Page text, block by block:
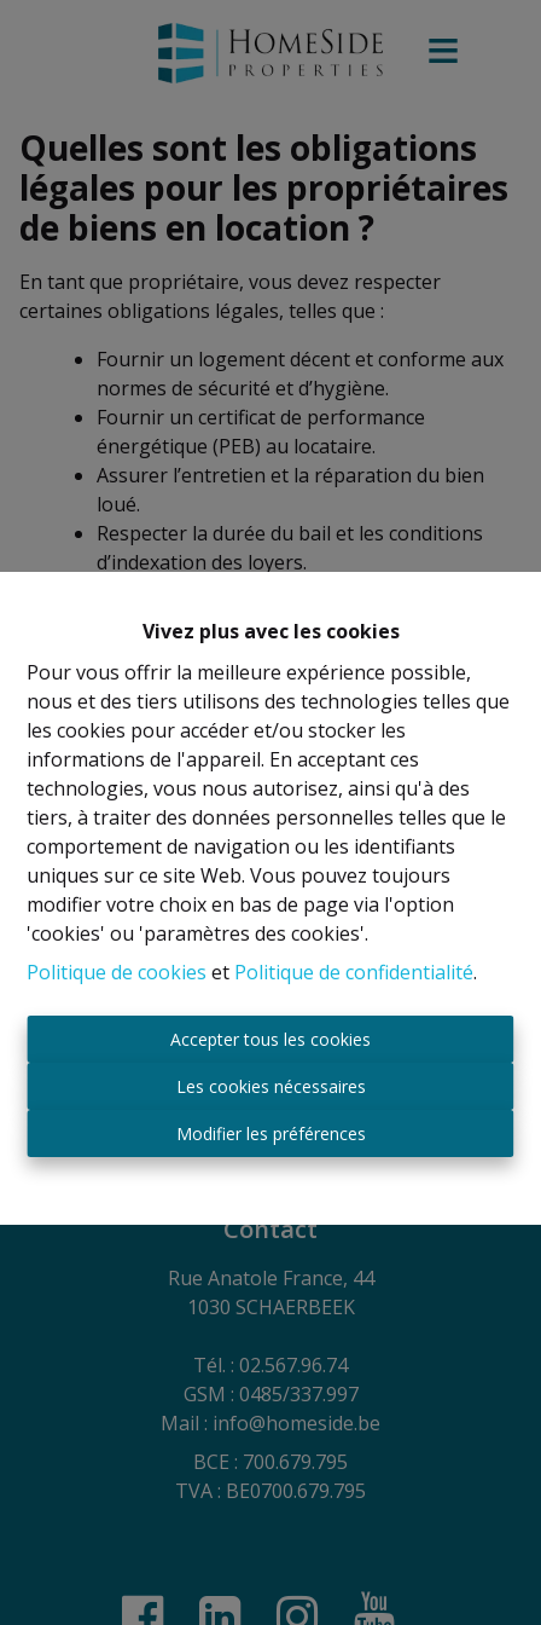
Vivez plus avec les cookies
Pour vous offrir la meilleure expérience possible,
nous et des tiers utilisons des technologies telles que
les cookies pour accéder et/ou stocker les
informations de l'appareil. En acceptant ces
technologies, vous nous autorisez, ainsi qu'à des
tiers, à traiter des données personnelles telles que le
comportement de navigation ou les identifiants
uniques sur ce site Web. Vous pouvez toujours
modifier votre choix en bas de page via l'option
'cookies' ou 'paramètres des cookies'.
Politique de cookies et Politique de confidentialité.
Accepter tous les cookies
Les cookies nécessaires
Modifier les préférences
Quelles sont les obligations
légales pour les propriétaires
de biens en location ?
En tant que propriétaire, vous devez respecter
certaines obligations légales, telles que :
Fournir un logement décent et conforme aux
normes de sécurité et d’hygiène.
Fournir un certificat de performance
énergétique (PEB) au locataire.
Assurer l’entretien et la réparation du bien
loué.
Respecter la durée du bail et les conditions
d’indexation des loyers.
leur bonne gestion.
Mentions légales
Titulaire IPI: David GUNEL
Agent immobilier intermédiaire et régisseur
Agréé IPI sous le numéro 509.043 en Belgique
Autorité de surveillanceIPI
Soumis au code de déontologie suivant l'arrêté royal
du 29
RC Professionnelle et Cautionnement via Axa
Conditions générales d´utilisation du site, charte sur
la vie privée et politique de gestion des cookies
Contact
Rue Anatole France, 44
1030 SCHAERBEEK
Tél. : 02.567.96.74
GSM : 0485/337.997
Mail : info@homeside.be
BCE : 700.679.795
TVA : BE0700.679.795